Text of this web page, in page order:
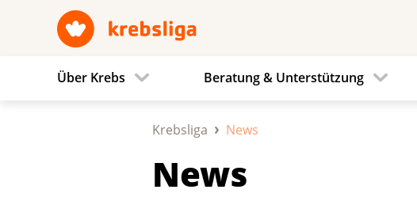
Über Krebs Beratung & Unterstützung
Krebsliga News
News